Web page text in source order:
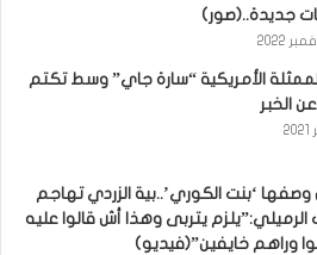
جديدة..(صور)
الأمريكية “سارة جاي” وسط تكتم
الخبر
وصفها ‘بنت الكوري’..بية الزردي تهاجم
يتربى وهذا أش قالوا عليه
وراهم خايفين”(فيديو)